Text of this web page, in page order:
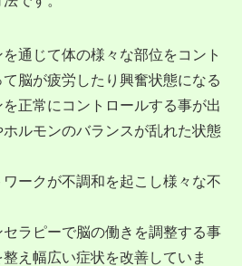
通じて体の様々な部位をコント
脳が疲労したり興奮状態になる
正常にコントロールする事が出
ルモンのバランスが乱れた状態
ークが不調和を起こし様々な不
ラピーで脳の働きを調整する事
え幅広い症状を改善していま